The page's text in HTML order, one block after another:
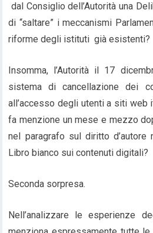
dal Consiglio dell’Autorità una
di “saltare” i meccanismi
riforme degli istituti già esistenti?
Insomma, l’Autorità il 17
sistema di cancellazione dei
all’accesso degli utenti a siti web
fa menzione un mese e mezzo
nel paragrafo sul diritto
Libro bianco sui contenuti digitali?
Seconda sorpresa.
Nell’analizzare le esperienze